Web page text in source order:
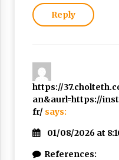
Reply
https://
an&aurl=https://
fr/ says:
01/08/2026 at
References: